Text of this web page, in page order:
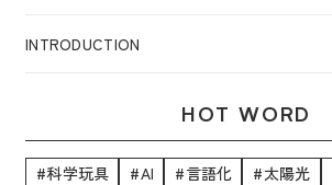
INTRODUCTION
HOT WORD
#科学玩具 #AI #言語化 #太陽光